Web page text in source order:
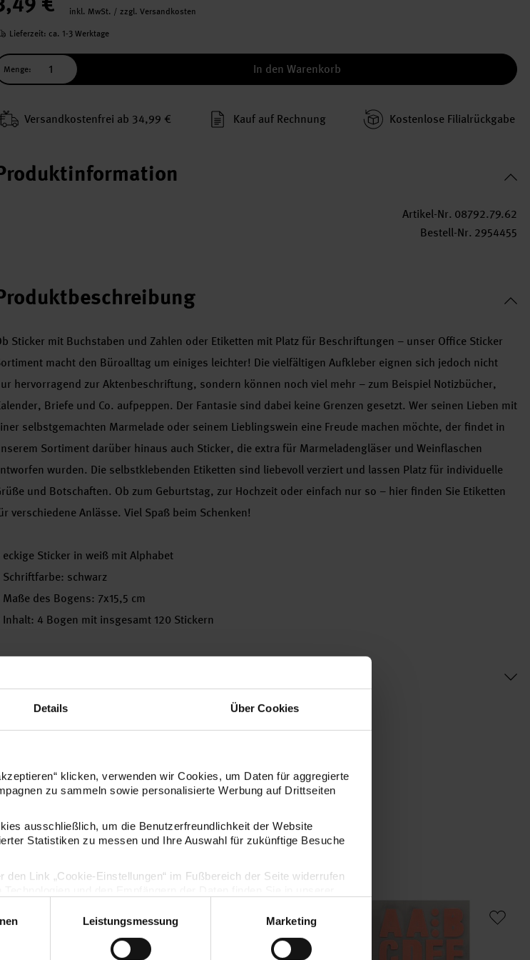
Details Über Cookies
klicken, verwenden wir Cookies, um Daten für aggregierte
zu sammeln sowie personalisierte Werbung auf Drittseiten
ausschließlich, um die Benutzerfreundlichkeit der Website
Statistiken zu messen und Ihre Auswahl für zukünftige Besuche
Link „Cookie-Einstellungen“ im Fußbereich der Seite widerrufen
Leistungsmessung Marketing
inkl. MwSt. / zzgl. Versandkosten
Lieferzeit: ca. 1-3 Werktage
Menge: In den Warenkorb
Versand­kosten­frei ab 34,99 € Kauf auf Rechnung Kosten­lose Filial­rückgabe
Artikel-Nr. 08792.79.62
Bestell-Nr. 2954455
Sticker mit Buchstaben und Zahlen oder Etiketten mit Platz für Beschriftungen – unser Office Sticker
macht den Büroalltag um einiges leichter! Die vielfältigen Aufkleber eignen sich jedoch nicht
hervorragend zur Aktenbeschriftung, sondern können noch viel mehr – zum Beispiel Notizbücher,
Briefe und Co. aufpeppen. Der Fantasie sind dabei keine Grenzen gesetzt. Wer seinen Lieben mit
selbstgemachten Marmelade oder seinem Lieblingswein eine Freude machen möchte, der findet in
Sortiment darüber hinaus auch Sticker, die extra für Marmeladengläser und Weinflaschen
wurden. Die selbstklebenden Etiketten sind liebevoll verziert und lassen Platz für individuelle
und Botschaften. Ob zum Geburtstag, zur Hochzeit oder einfach nur so – hier finden Sie Etiketten
verschiedene Anlässe. Viel Spaß beim Schenken!
eckige Sticker in weiß mit Alphabet
Schriftfarbe: schwarz
Maße des Bogens: 7x15,5 cm
Inhalt: 4 Bogen mit insgesamt 120 Stickern
Paper Poetry Office Sticker Buchstaben weiß 4 BogenPaper Poetry Office Sticker